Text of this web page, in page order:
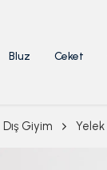
Bluz Ceket
Dış Giyim Yelek